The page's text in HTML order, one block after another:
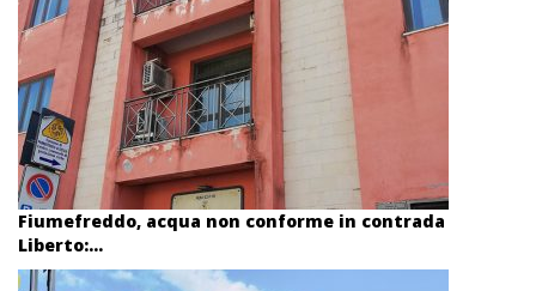
Fiumefreddo, acqua non conforme in contrada
Liberto:...